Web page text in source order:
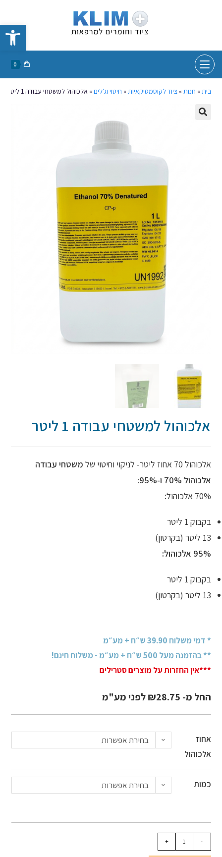
פתח סרגל נגישות
0
בית» חנות»ציוד לקוסמטיקאיות» חיטוי וג'לים» אלכוהול למשטחי עבודה 1 ליטר
אלכוהול למשטחי עבודה 1 ליטר
אלכוהול 70 אחוז ליטר- לניקוי וחיטוי של
משטחי עבודה
אלכוהול 70% ו-95%:
70% אלכוהול:
בקבוק 1 ליטר
13 ליטר (בקרטון)
95% אלכוהול:
בקבוק 1 ליטר
13 ליטר (בקרטון)
* דמי משלוח 39.90 ש״ח + מע״מ
** בהזמנה מעל 500 ש״ח + מע״מ - משלוח חינם!
***אין החזרות על מוצרים סטרילים
החל מ- ₪28.75 לפני מע"מ
אחוז
אלכוהול
בחירת אפשרות
כמות בחירת אפשרות
-
+